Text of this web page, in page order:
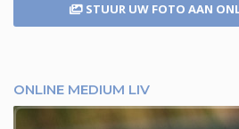
STUUR UW FOTO AAN
ONLINE MEDIUM LIV